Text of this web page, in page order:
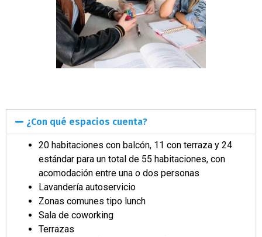
¿Con qué espacios cuenta?
20 habitaciones con balcón, 11 con terraza y 24
estándar para un total de 55 habitaciones, con
acomodación entre una o dos personas
Lavandería autoservicio
Zonas comunes tipo lunch
Sala de coworking
Terrazas